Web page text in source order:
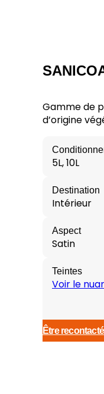
Gamme de
d’origine
5L, 10L
Destination
Intérieur
Aspect
Satin
Teintes
Voir le
Être